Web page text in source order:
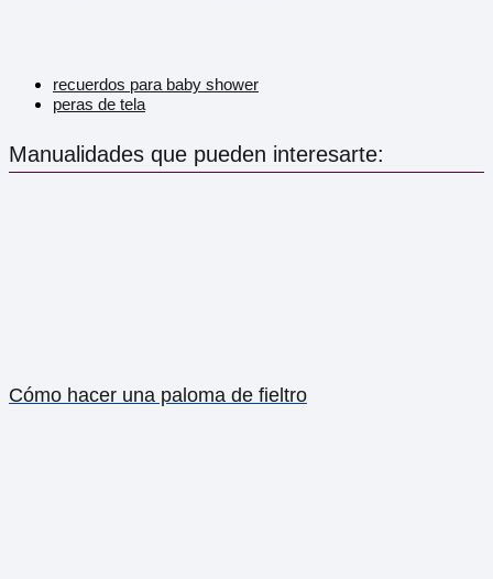
recuerdos para baby shower
peras de tela
Manualidades que pueden interesarte:
Cómo hacer una paloma de fieltro